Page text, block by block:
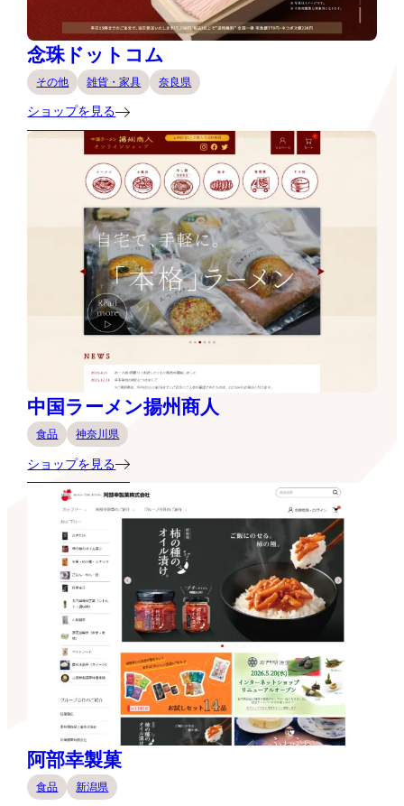
念珠ドットコム
その他 雑貨・家具 奈良県
ショップを見る
中国ラーメン揚州商人
食品 神奈川県
ショップを見る
阿部幸製菓
食品 新潟県